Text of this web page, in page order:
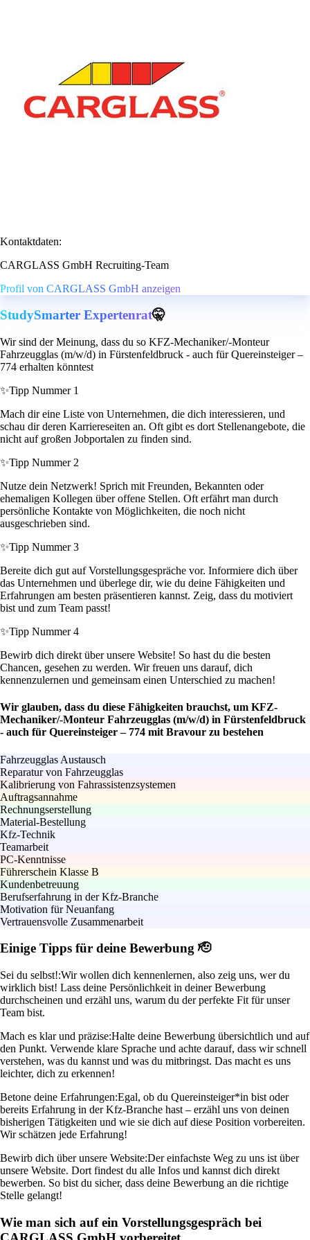
Kontaktdaten:
CARGLASS GmbH Recruiting-Team
Profil von CARGLASS GmbH anzeigen
StudySmarter Expertenrat🤫
Wir sind der Meinung, dass du so KFZ-Mechaniker/-Monteur
Fahrzeugglas (m/w/d) in Fürstenfeldbruck - auch für Quereinsteiger –
774 erhalten könntest
✨Tipp Nummer 1
Mach dir eine Liste von Unternehmen, die dich interessieren, und
schau dir deren Karriereseiten an. Oft gibt es dort Stellenangebote, die
nicht auf großen Jobportalen zu finden sind.
✨Tipp Nummer 2
Nutze dein Netzwerk! Sprich mit Freunden, Bekannten oder
ehemaligen Kollegen über offene Stellen. Oft erfährt man durch
persönliche Kontakte von Möglichkeiten, die noch nicht
ausgeschrieben sind.
✨Tipp Nummer 3
Bereite dich gut auf Vorstellungsgespräche vor. Informiere dich über
das Unternehmen und überlege dir, wie du deine Fähigkeiten und
Erfahrungen am besten präsentieren kannst. Zeig, dass du motiviert
bist und zum Team passt!
✨Tipp Nummer 4
Bewirb dich direkt über unsere Website! So hast du die besten
Chancen, gesehen zu werden. Wir freuen uns darauf, dich
kennenzulernen und gemeinsam einen Unterschied zu machen!
Wir glauben, dass du diese Fähigkeiten brauchst, um KFZ-
Mechaniker/-Monteur Fahrzeugglas (m/w/d) in Fürstenfeldbruck
- auch für Quereinsteiger – 774 mit Bravour zu bestehen
Fahrzeugglas Austausch
Reparatur von Fahrzeugglas
Kalibrierung von Fahrassistenzsystemen
Auftragsannahme
Rechnungserstellung
Material-Bestellung
Kfz-Technik
Teamarbeit
PC-Kenntnisse
Führerschein Klasse B
Kundenbetreuung
Berufserfahrung in der Kfz-Branche
Motivation für Neuanfang
Vertrauensvolle Zusammenarbeit
Einige Tipps für deine Bewerbung 🫡
Sei du selbst!:Wir wollen dich kennenlernen, also zeig uns, wer du
wirklich bist! Lass deine Persönlichkeit in deiner Bewerbung
durchscheinen und erzähl uns, warum du der perfekte Fit für unser
Team bist.
Mach es klar und präzise:Halte deine Bewerbung übersichtlich und auf
den Punkt. Verwende klare Sprache und achte darauf, dass wir schnell
verstehen, was du kannst und was du mitbringst. Das macht es uns
leichter, dich zu erkennen!
Betone deine Erfahrungen:Egal, ob du Quereinsteiger*in bist oder
bereits Erfahrung in der Kfz-Branche hast – erzähl uns von deinen
bisherigen Tätigkeiten und wie sie dich auf diese Position vorbereiten.
Wir schätzen jede Erfahrung!
Bewirb dich über unsere Website:Der einfachste Weg zu uns ist über
unsere Website. Dort findest du alle Infos und kannst dich direkt
bewerben. So bist du sicher, dass deine Bewerbung an die richtige
Stelle gelangt!
Wie man sich auf ein Vorstellungsgespräch bei